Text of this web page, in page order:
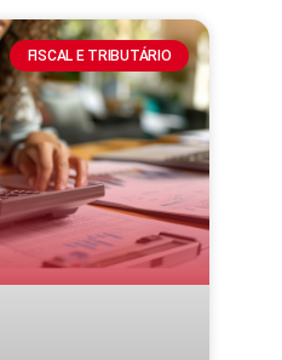
FISCAL E TRIBUTÁRIO